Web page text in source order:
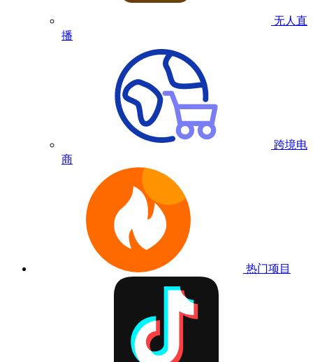
无人直
播
跨境电
商
热门项目